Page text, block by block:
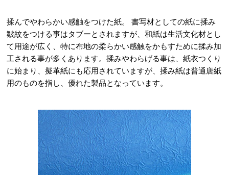
揉んでやわらかい感触をつけた紙。 書写材としての紙に揉み
皺紋をつける事はタブーとされますが、和紙は生活文化材とし
て用途が広く、特に布地の柔らかい感触をかもすために揉み加
工される事が多くあります。揉みやわらげる事は、紙衣つくり
に始まり、擬革紙にも応用されていますが、揉み紙は普通唐紙
用のものを指し、優れた製品となっています。